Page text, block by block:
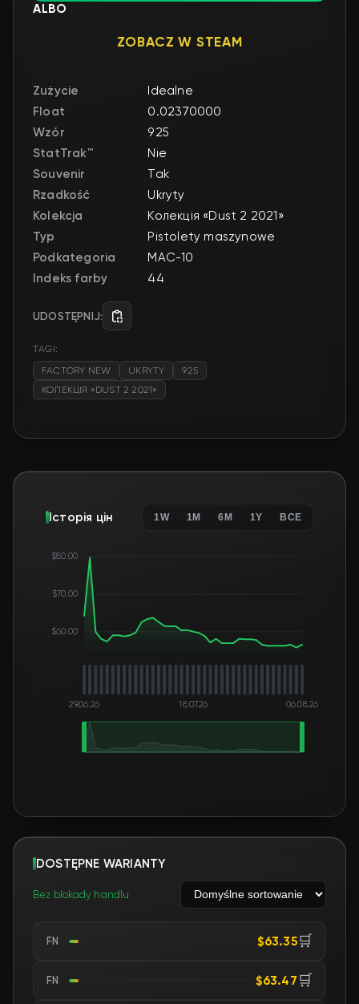
ALBO
ZOBACZ W STEAM
Zużycie
Idealne
Float
0.02370000
Wzór
925
StatTrak™
Nie
Souvenir
Tak
Rzadkość
Ukryty
Kolekcja
Колекція «Dust 2 2021»
Typ
Pistolety maszynowe
Podkategoria
MAC-10
Indeks farby
44
UDOSTĘPNIJ:
TAGI:
FACTORY NEW
UKRYTY
925
КОЛЕКЦІЯ «DUST 2 2021»
Історія цін 1W 1M 6M 1Y ВСЕ
$60.00
$70.00
$80.00
29.06.26 18.07.26 06.08.26
DOSTĘPNE WARIANTY
Bez blokady handlu
FN $63.35🛒
FN $63.47 🛒